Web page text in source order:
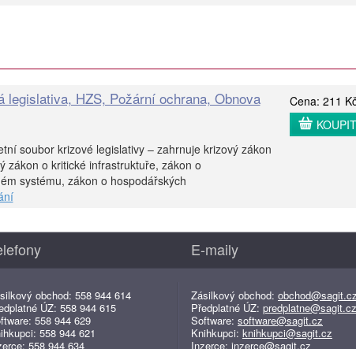
legislativa, HZS, Požární ochrana, Obnova
soubor krizové legislativy – zahrnuje krizový zákon
zákon o kritické infrastruktuře, zákon o
systému, zákon o hospodářských
Cena: 211
KOUPIT
obchod: 558 944 614
ÚZ: 558 944 615
558 944 629
558 944 621
558 944 634
E-maily
Zásilkový obchod: obchod@sagit.cz
Předplatné ÚZ: predplatne@sagit.cz
Software: software@sagit.cz
Knihkupci: knihkupci@sagit.cz
Inzerce: inzerce@sagit.cz